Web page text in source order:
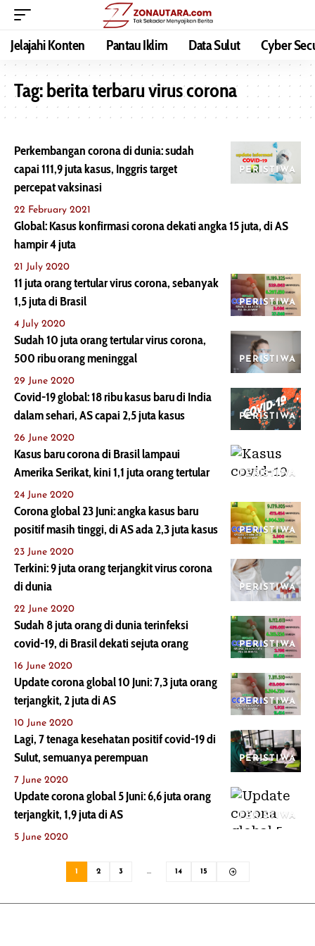
Jelajahi Konten Pantau Iklim Data Sulut Cyber
Tag:berita terbaru virus corona
PERISTIWA
Perkembangan corona di dunia: sudah
capai 111,9 juta kasus, Inggris target
percepat vaksinasi
22 February 2021
Global: Kasus konfirmasi corona dekati angka 15 juta, di AS
hampir 4 juta
21 July 2020
PERISTIWA
11 juta orang tertular virus corona, sebanyak
1,5 juta di Brasil
4 July 2020
PERISTIWA
Sudah 10 juta orang tertular virus corona,
500 ribu orang meninggal
29 June 2020
PERISTIWA
Covid-19 global: 18 ribu kasus baru di India
dalam sehari, AS capai 2,5 juta kasus
26 June 2020
PERISTIWA
Kasus baru corona di Brasil lampaui
Amerika Serikat, kini 1,1 juta orang tertular
24 June 2020
PERISTIWA
Corona global 23 Juni: angka kasus baru
positif masih tinggi, di AS ada 2,3 juta kasus
23 June 2020
PERISTIWA
Terkini: 9 juta orang terjangkit virus corona
di dunia
22 June 2020
PERISTIWA
Sudah 8 juta orang di dunia terinfeksi
covid-19, di Brasil dekati sejuta orang
16 June 2020
PERISTIWA
Update corona global 10 Juni: 7,3 juta orang
terjangkit, 2 juta di AS
10 June 2020
PERISTIWA
Lagi, 7 tenaga kesehatan positif covid-19 di
Sulut, semuanya perempuan
7 June 2020
PERISTIWA
Update corona global 5 Juni: 6,6 juta orang
terjangkit, 1,9 juta di AS
5 June 2020
1 2 3 … 14 15